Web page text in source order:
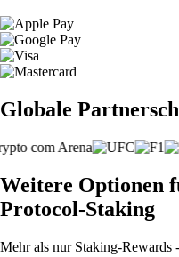
Globale
Weitere Optionen
Protocol-Staking
Mehr als nur Staking-Rewards